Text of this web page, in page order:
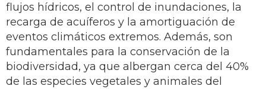
flujos hídricos, el control de inundaciones, la
recarga de acuíferos y la amortiguación de
eventos climáticos extremos. Además, son
fundamentales para la conservación de la
biodiversidad, ya que albergan cerca del 40%
de las especies vegetales y animales del